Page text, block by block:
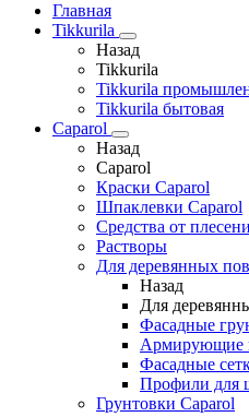
Главная
Tikkurila
Назад
Tikkurila
Tikkurila
Tikkurila бытовая
Caparol
Назад
Caparol
Краски Caparol
Шпаклевки Caparol
Средства от
Растворы
Для деревянных
Назад
Для
Фасадные
Армирующие
Фасадные
Профили для
Грунтовки Caparol